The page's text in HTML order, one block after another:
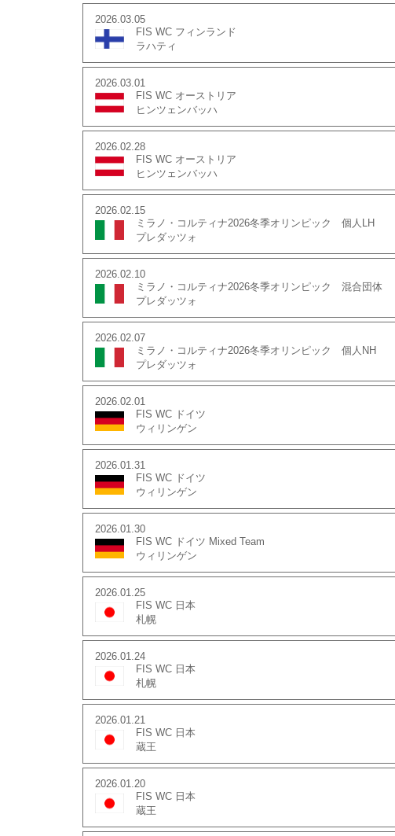
2026.03.05
FIS WC フィンランド
ラハティ
2026.03.01
FIS WC オーストリア
ヒンツェンバッハ
2026.02.28
FIS WC オーストリア
ヒンツェンバッハ
2026.02.15
ミラノ・コルティナ2026冬季オリンピック 個人LH
プレダッツォ
2026.02.10
ミラノ・コルティナ2026冬季オリンピック 混合団体
プレダッツォ
2026.02.07
ミラノ・コルティナ2026冬季オリンピック 個人NH
プレダッツォ
2026.02.01
FIS WC ドイツ
ウィリンゲン
2026.01.31
FIS WC ドイツ
ウィリンゲン
2026.01.30
FIS WC ドイツ Mixed Team
ウィリンゲン
2026.01.25
FIS WC 日本
札幌
2026.01.24
FIS WC 日本
札幌
2026.01.21
FIS WC 日本
蔵王
2026.01.20
FIS WC 日本
蔵王